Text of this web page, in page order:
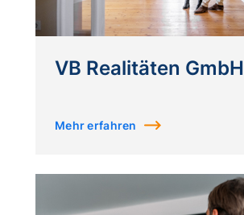
VB Realitäten GmbH
Mehr erfahren